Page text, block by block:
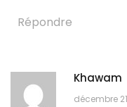
Répondre
Khawam
décembre